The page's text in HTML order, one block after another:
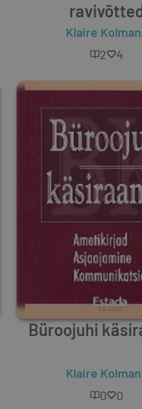
Klaire
2
4
Büroojuhi
Klaire
0
0